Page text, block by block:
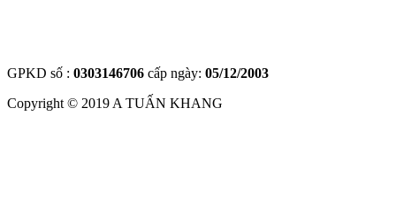
GPKD số : 0303146706 cấp ngày: 05/12/2003
Copyright © 2019 A TUẤN KHANG